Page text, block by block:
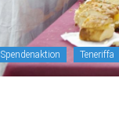
Spendenaktion Teneriffa